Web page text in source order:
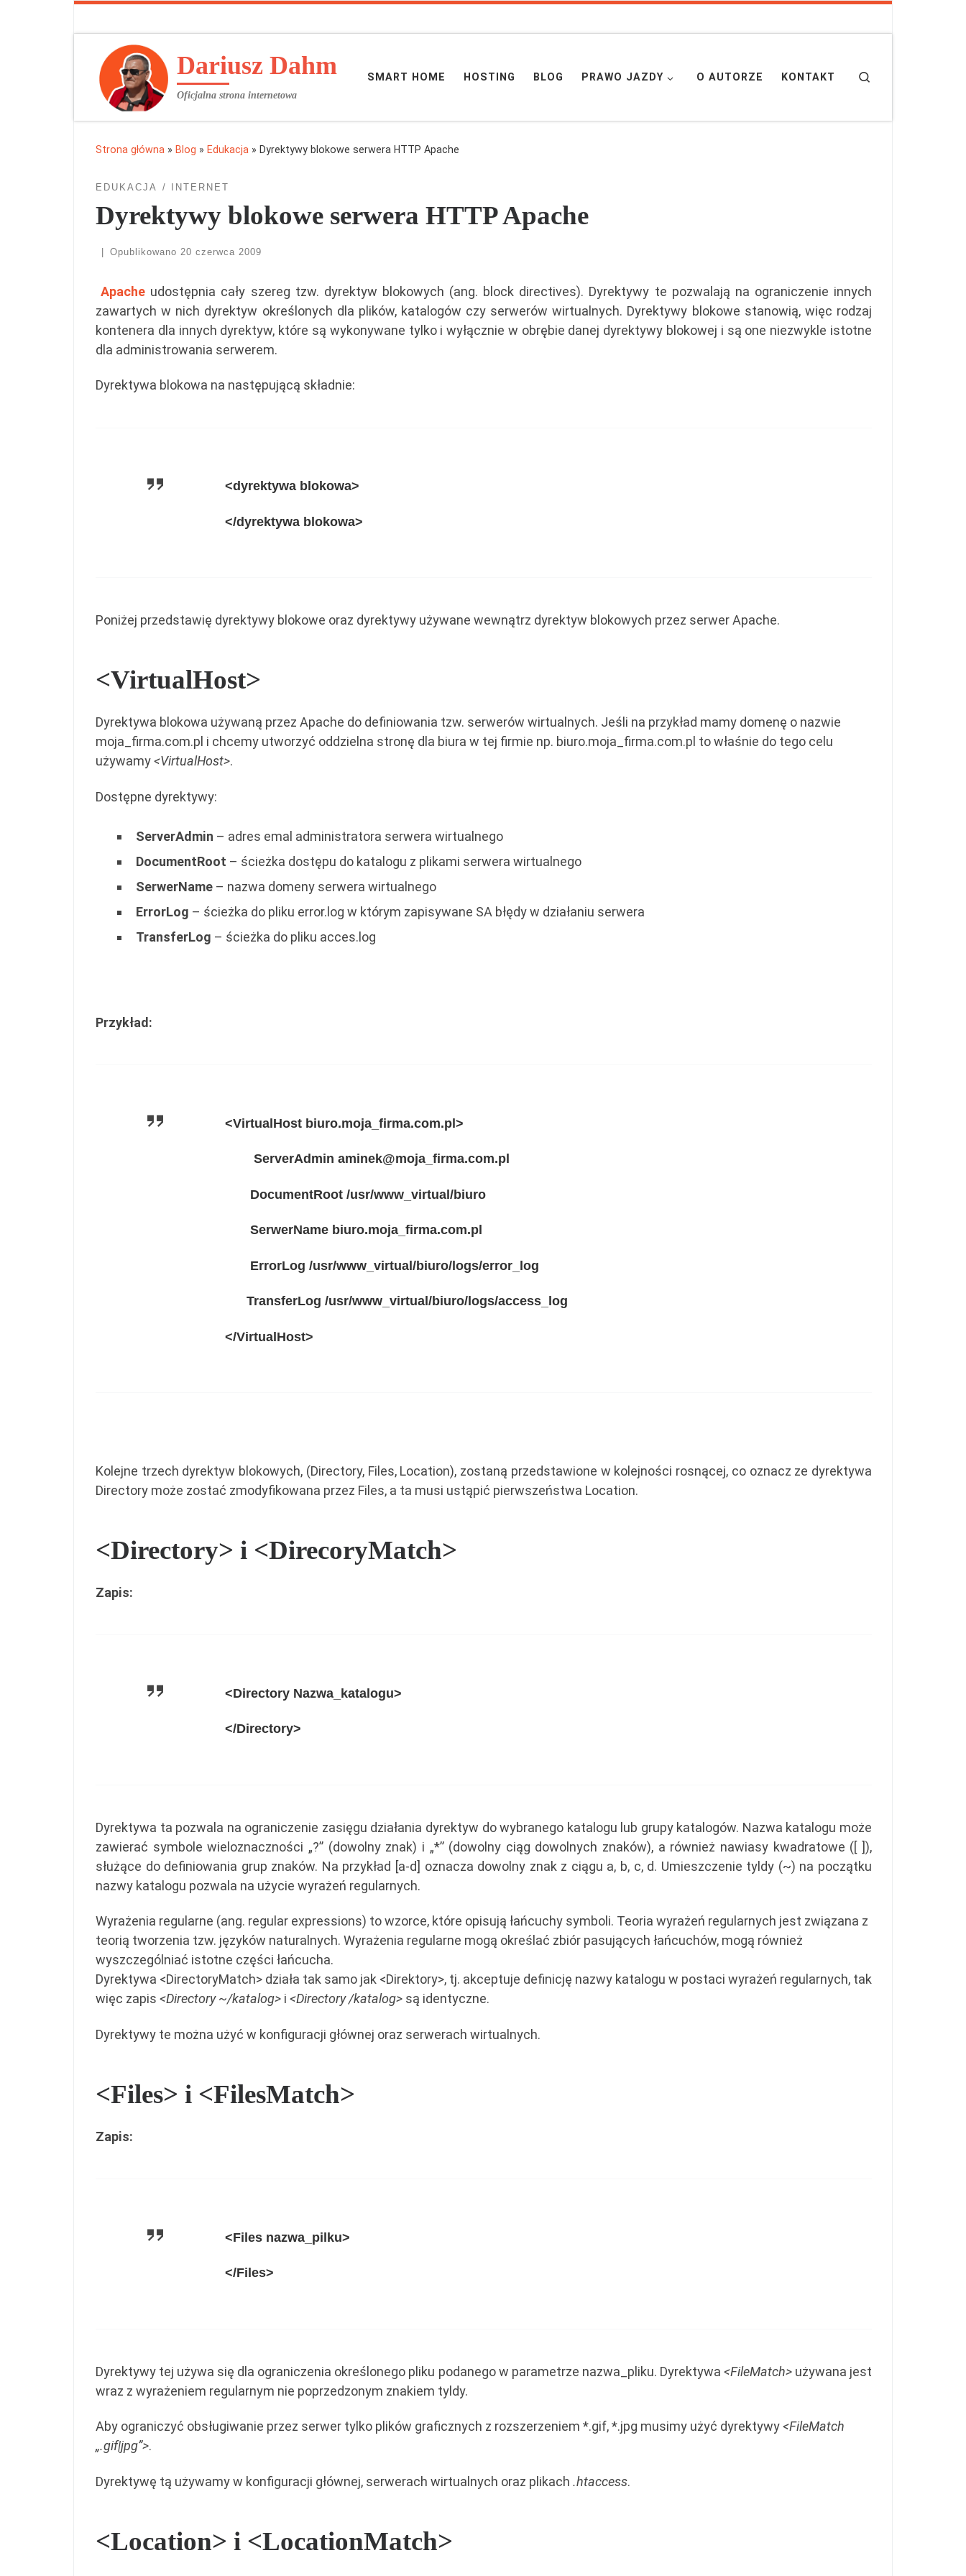
Dariusz Dahm
Oficjalna strona internetowa
SMART HOME HOSTING BLOG PRAWO JAZDY O AUTORZE KONTAKT
Strona główna » Blog » Edukacja » Dyrektywy blokowe serwera HTTP Apache
EDUKACJA INTERNET
Dyrektywy blokowe serwera HTTP Apache
Opublikowano 20 czerwca 2009
Apache udostępnia cały szereg tzw. dyrektyw blokowych (ang. block directives). Dyrektywy te pozwalają na ograniczenie innych
zawartych w nich dyrektyw określonych dla plików, katalogów czy serwerów wirtualnych. Dyrektywy blokowe stanowią, więc rodzaj
kontenera dla innych dyrektyw, które są wykonywane tylko i wyłącznie w obrębie danej dyrektywy blokowej i są one niezwykle istotne
dla administrowania serwerem.
Dyrektywa blokowa na następującą składnie:
<dyrektywa blokowa>
</dyrektywa blokowa>
Poniżej przedstawię dyrektywy blokowe oraz dyrektywy używane wewnątrz dyrektyw blokowych przez serwer Apache.
<VirtualHost>
Dyrektywa blokowa używaną przez Apache do definiowania tzw. serwerów wirtualnych. Jeśli na przykład mamy domenę o nazwie
moja_firma.com.pl i chcemy utworzyć oddzielna stronę dla biura w tej firmie np. biuro.moja_firma.com.pl to właśnie do tego celu
używamy<VirtualHost>.
Dostępne dyrektywy:
ServerAdmin – adres emal administratora serwera wirtualnego
DocumentRoot – ścieżka dostępu do katalogu z plikami serwera wirtualnego
SerwerName – nazwa domeny serwera wirtualnego
ErrorLog – ścieżka do pliku error.log w którym zapisywane SA błędy w działaniu serwera
TransferLog – ścieżka do pliku acces.log
Przykład:
<VirtualHost biuro.moja_firma.com.pl>
ServerAdmin aminek@moja_firma.com.pl
DocumentRoot /usr/www_virtual/biuro
SerwerName biuro.moja_firma.com.pl
ErrorLog /usr/www_virtual/biuro/logs/error_log
TransferLog /usr/www_virtual/biuro/logs/access_log
</VirtualHost>
Kolejne trzech dyrektyw blokowych, (Directory, Files, Location), zostaną przedstawione w kolejności rosnącej, co oznacz ze dyrektywa
Directory może zostać zmodyfikowana przez Files, a ta musi ustąpić pierwszeństwa Location.
<Directory> i <DirecoryMatch>
Zapis:
<Directory Nazwa_katalogu>
</Directory>
Dyrektywa ta pozwala na ograniczenie zasięgu działania dyrektyw do wybranego katalogu lub grupy katalogów. Nazwa katalogu może
zawierać symbole wieloznaczności „?” (dowolny znak) i „*” (dowolny ciąg dowolnych znaków), a również nawiasy kwadratowe ([ ]),
służące do definiowania grup znaków. Na przykład [a-d] oznacza dowolny znak z ciągu a, b, c, d. Umieszczenie tyldy (~) na początku
nazwy katalogu pozwala na użycie wyrażeń regularnych.
Wyrażenia regularne (ang. regular expressions) to wzorce, które opisują łańcuchy symboli. Teoria wyrażeń regularnych jest związana z
teorią tworzenia tzw. języków naturalnych. Wyrażenia regularne mogą określać zbiór pasujących łańcuchów, mogą również
wyszczególniać istotne części łańcucha.
Dyrektywa <DirectoryMatch> działa tak samo jak <Direktory>, tj. akceptuje definicję nazwy katalogu w postaci wyrażeń regularnych, tak
więc zapis <Directory ~/katalog> i <Directory /katalog> są identyczne.
Dyrektywy te można użyć w konfiguracji głównej oraz serwerach wirtualnych.
<Files> i <FilesMatch>
Zapis:
<Files nazwa_pilku>
</Files>
Dyrektywy tej używa się dla ograniczenia określonego pliku podanego w parametrze nazwa_pliku. Dyrektywa <FileMatch>używana jest
wraz z wyrażeniem regularnym nie poprzedzonym znakiem tyldy.
Aby ograniczyć obsługiwanie przez serwer tylko plików graficznych z rozszerzeniem *.gif, *.jpg musimy użyć dyrektywy<FileMatch
„.gif|jpg”>.
Dyrektywę tą używamy w konfiguracji głównej, serwerach wirtualnych oraz plikach .htaccess.
<Location> i <LocationMatch>